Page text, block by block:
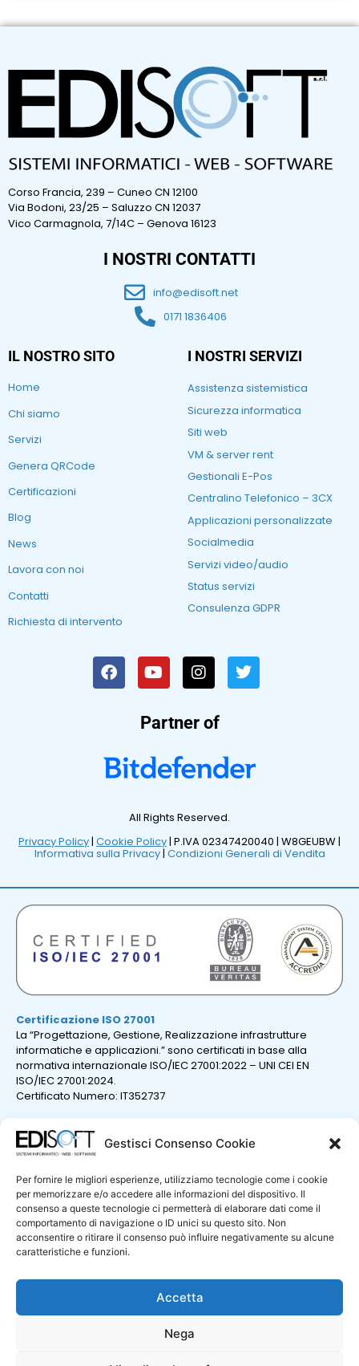
Gestisci Consenso Cookie
Per fornire le migliori esperienze, utilizziamo tecnologie come i cookie
per memorizzare e/o accedere alle informazioni del dispositivo. Il
consenso a queste tecnologie ci permetterà di elaborare dati come il
comportamento di navigazione o ID unici su questo sito. Non
acconsentire o ritirare il consenso può influire negativamente su alcune
caratteristiche e funzioni.
Accetta
Nega
Corso Francia, 239 – Cuneo CN 12100
Via Bodoni, 23/25 – Saluzzo CN 12037
Vico Carmagnola, 7/14C – Genova 16123
I NOSTRI CONTATTI
info@edisoft.net
0171 1836406
IL NOSTRO SITO
Home
Chi siamo
Servizi
Genera QRCode
Certificazioni
Blog
News
Lavora con noi
Contatti
Richiesta di intervento
I NOSTRI SERVIZI
Assistenza sistemistica
Sicurezza informatica
Siti web
VM & server rent
Gestionali E-Pos
Centralino Telefonico – 3CX
Applicazioni personalizzate
Socialmedia
Servizi video/audio
Status servizi
Consulenza GDPR
Partner of
All Rights Reserved.
Privacy Policy| Cookie Policy| P.IVA 02347420040 | W8GEUBW |
Informativa sulla Privacy| Condizioni Generali di Vendita
Certificazione ISO 27001
La “Progettazione, Gestione, Realizzazione infrastrutture
informatiche e applicazioni.” sono certificati in base alla
normativa internazionale ISO/IEC 27001:2022 – UNI CEI EN
ISO/IEC 27001:2024.
Certificato Numero: IT352737
La “Progettazione e sviluppo di sistemi e prodotti informatici;
erogazione di servizi professionali nel settore informatico.”
sono certificati in base alla normativa internazionale UNI ENI